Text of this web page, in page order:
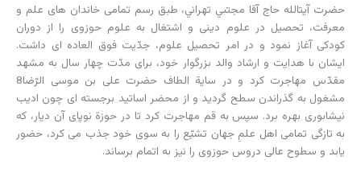
حضرت آيت‏الله حاج آقا مجتبي تهراني، طبق رسم تمامی خاندان های علم و
معرفت، تحصیل در علوم دینی و اشتغال به علوم حوزوی را از دوران
کودکی آغاز نمود و در امر تحصیل علوم، جدّیت فوق العاده ای داشت.
ایشان با هدایت و ارشاد والد بزرگوار خود، برای مدّت چهار سال به مشهد
مقدّس مهاجرت کرد و در سایة الطاف حضرت علی بن موسی الرّضا8
مشغول به گذراندن سطح گردید و از محضر اساتید برجسته ای چون ادیب
نیشابوری بهره برد. سپس به قم مهاجرت کرد تا در حوزة نوپای آن دیار، که
به تازگی تمامی اهل علمِ جهان تشیّع را به سوی خود جذب می کرد، حضور
یابد و سطوح عالی دروس حوزوی را نیز به اتمام برساند.